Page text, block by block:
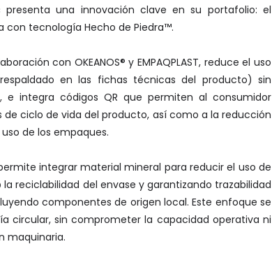
presenta una innovación clave en su portafolio: el
con tecnología Hecho de Piedra™.
con OKEANOS® y EMPAQPLAST, reduce el uso
en las fichas técnicas del producto) sin
integra códigos QR que permiten al consumidor
ciclo de vida del producto, así como a la reducción
de los empaques.
integrar material mineral para reducir el uso de
reciclabilidad del envase y garantizando trazabilidad
componentes de origen local. Este enfoque se
circular, sin comprometer la capacidad operativa ni
maquinaria.